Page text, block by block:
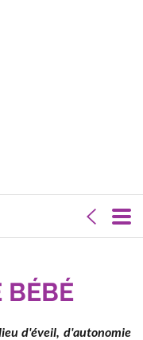
BÉBÉ
d'éveil, d'autonomie